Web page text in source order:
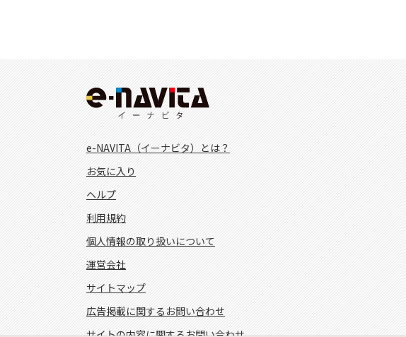
e-NAVITA（イーナビタ）とは？
お気に入り
ヘルプ
利用規約
個人情報の取り扱いについて
運営会社
サイトマップ
広告掲載に関するお問い合わせ
サイトの内容に関するお問い合わせ